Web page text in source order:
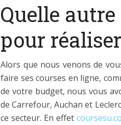
Quelle
pour
Alors que nous venons de
faire ses courses en ligne,
de votre budget, nous vous
de Carrefour, Auchan et
ce secteur. En effet